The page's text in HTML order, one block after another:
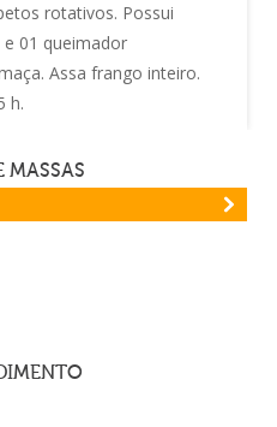
rotativos. Possui
01 queimador
Assa frango inteiro.
h.
MASSAS